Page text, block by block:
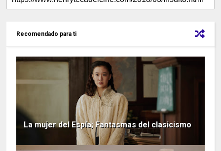
Recomendado para ti
La mujer del Espía; Fantasmas del clasicismo